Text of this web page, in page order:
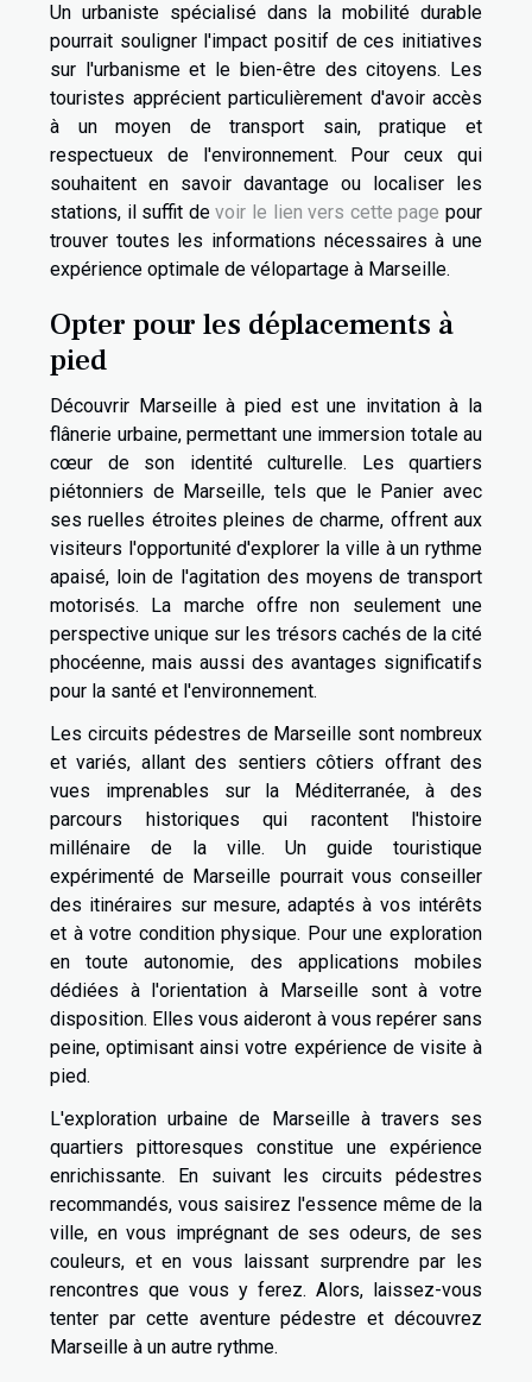
Un urbaniste spécialisé dans la mobilité durable
pourrait souligner l'impact positif de ces initiatives
sur l'urbanisme et le bien-être des citoyens. Les
touristes apprécient particulièrement d'avoir accès
à un moyen de transport sain, pratique et
respectueux de l'environnement. Pour ceux qui
souhaitent en savoir davantage ou localiser les
stations, il suffit devoir le lien vers cette page pour
trouver toutes les informations nécessaires à une
expérience optimale de vélopartage à Marseille.
Opter pour les déplacements à
pied
Découvrir Marseille à pied est une invitation à la
flânerie urbaine, permettant une immersion totale au
cœur de son identité culturelle. Les quartiers
piétonniers de Marseille, tels que le Panier avec
ses ruelles étroites pleines de charme, offrent aux
visiteurs l'opportunité d'explorer la ville à un rythme
apaisé, loin de l'agitation des moyens de transport
motorisés. La marche offre non seulement une
perspective unique sur les trésors cachés de la cité
phocéenne, mais aussi des avantages significatifs
pour la santé et l'environnement.
Les circuits pédestres de Marseille sont nombreux
et variés, allant des sentiers côtiers offrant des
vues imprenables sur la Méditerranée, à des
parcours historiques qui racontent l'histoire
millénaire de la ville. Un guide touristique
expérimenté de Marseille pourrait vous conseiller
des itinéraires sur mesure, adaptés à vos intérêts
et à votre condition physique. Pour une exploration
en toute autonomie, des applications mobiles
dédiées à l'orientation à Marseille sont à votre
disposition. Elles vous aideront à vous repérer sans
peine, optimisant ainsi votre expérience de visite à
pied.
L'exploration urbaine de Marseille à travers ses
quartiers pittoresques constitue une expérience
enrichissante. En suivant les circuits pédestres
recommandés, vous saisirez l'essence même de la
ville, en vous imprégnant de ses odeurs, de ses
couleurs, et en vous laissant surprendre par les
rencontres que vous y ferez. Alors, laissez-vous
tenter par cette aventure pédestre et découvrez
Marseille à un autre rythme.